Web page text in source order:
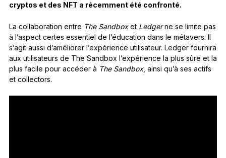
cryptos et des NFT a récemment été confronté.
La collaboration entre The Sandboxet Ledgerne se limite pas
à l’aspect certes essentiel de l’éducation dans le métavers. Il
s’agit aussi d’améliorer l’expérience utilisateur. Ledger fournira
aux utilisateurs de The Sandbox l’expérience la plus sûre et la
plus facile pour accéder à The Sandbox, ainsi qu’à ses actifs
et collectors.